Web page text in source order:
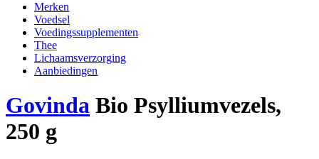
Merken
Voedsel
Voedingssupplementen
Thee
Lichaamsverzorging
Aanbiedingen
Govinda Bio Psylliumvezels,
250 g